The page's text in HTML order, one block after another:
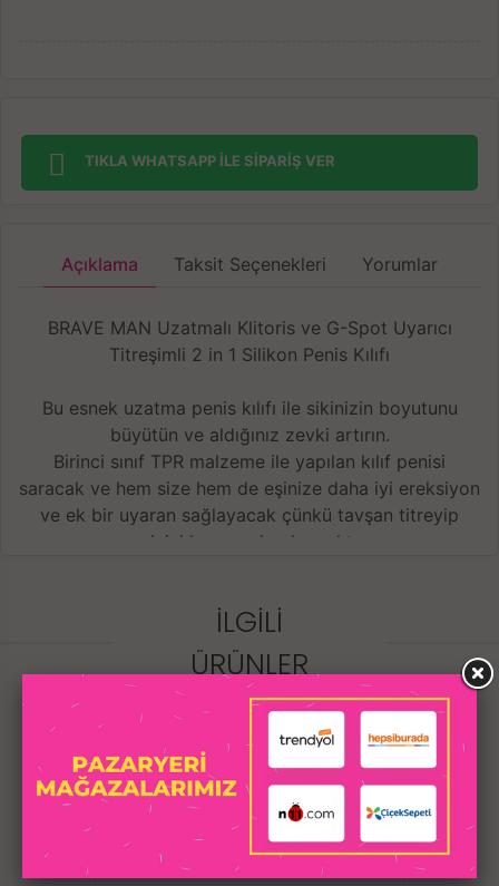
TIKLA WHATSAPP İLE SİPARİŞ VER
Açıklama Taksit Seçenekleri Yorumlar
BRAVE MAN Uzatmalı Klitoris ve G-Spot Uyarıcı
Titreşimli 2 in 1 Silikon Penis Kılıfı
Bu esnek uzatma penis kılıfı ile sikinizin boyutunu
büyütün ve aldığınız zevki artırın.
Birinci sınıf TPR malzeme ile yapılan kılıf penisi
saracak ve hem size hem de eşinize daha iyi ereksiyon
ve ek bir uyaran sağlayacak çünkü tavşan titreyip
eşinizi heyecanlandıracaktır.
için de inanılmaz bir doruk noktası sağlar.
Hazzı arttırmaya yardımcı özel damarlı yüzey özelliği.
Testislere geçen halka sayesinde kayma
yapmaz,penisi tam olarak kavrar.
Esnek yapısı sayesinde tüm penis boyları için
uygundur.
Hem kadına hem de erkeğe aynı anda zevk verir.
Tek kullanımlık değildir, temizliği sağlanarak defalarca
kullanılabilinir.
Prezervatif olarakta kullanabilirsiniz.
İLGILI
ÜRÜNLER